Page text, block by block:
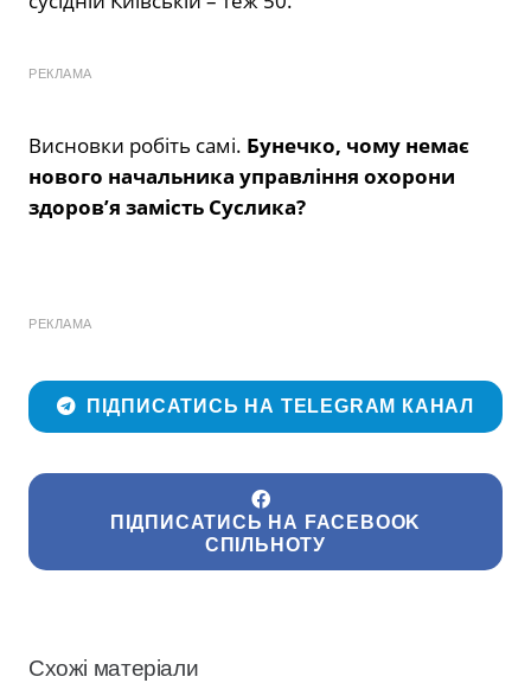
РЕКЛАМА
Висновки робіть самі. Бунечко, чому немає
нового начальника управління охорони
здоров’я замість Суслика?
РЕКЛАМА
ПІДПИСАТИСЬ НА TELEGRAM КАНАЛ
ПІДПИСАТИСЬ НА FACEBOOK
СПІЛЬНОТУ
Схожі матеріали